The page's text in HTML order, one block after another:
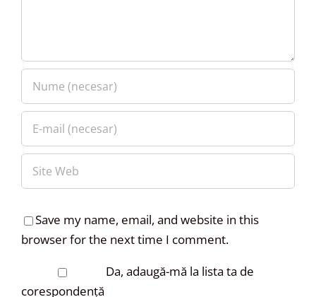
Save my name, email, and website in this
browser for the next time I comment.
Da, adaugă-mă la lista ta de
corespondență